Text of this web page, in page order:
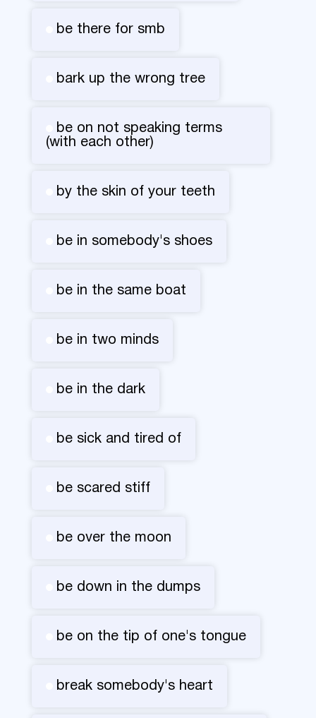
be there for smb
bark up the wrong tree
be on not speaking terms
(with each other)
by the skin of your teeth
be in somebody's shoes
be in the same boat
be in two minds
be in the dark
be sick and tired of
be scared stiff
be over the moon
be down in the dumps
be on the tip of one's tongue
break somebody's heart